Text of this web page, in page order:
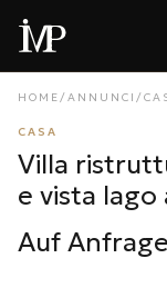
HOME/ANNUNCI /
CASA
Villa
e vista lago
Auf Anfrage